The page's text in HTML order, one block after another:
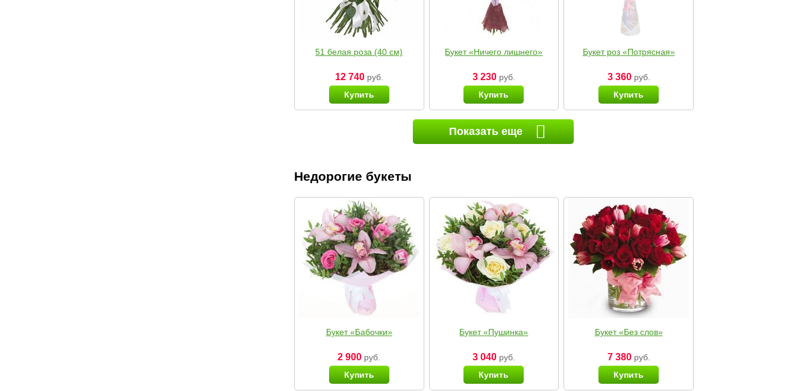
51 белая роза (40 см)
12 740руб.
Купить
Букет «Ничего лишнего»
3 230руб.
Купить
Букет роз «Потрясная»
3 360руб.
Купить
Показать еще
Недорогие букеты
Букет «Бабочки»
2 900 руб.
Купить
Букет «Пушинка»
3 040руб.
Купить
Букет «Без слов»
7 380руб.
Купить